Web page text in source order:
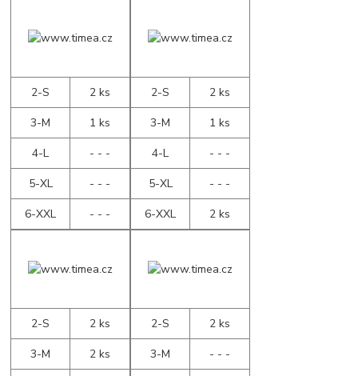
2-S
2 ks
3-M
1 ks
4-L
- - -
5-XL
- - -
6-XXL
- - -
2-S
2 ks
3-M
1 ks
4-L
- - -
5-XL
- - -
6-XXL
2 ks
2-S
2 ks
3-M
2 ks
2-S
2 ks
3-M
- - -